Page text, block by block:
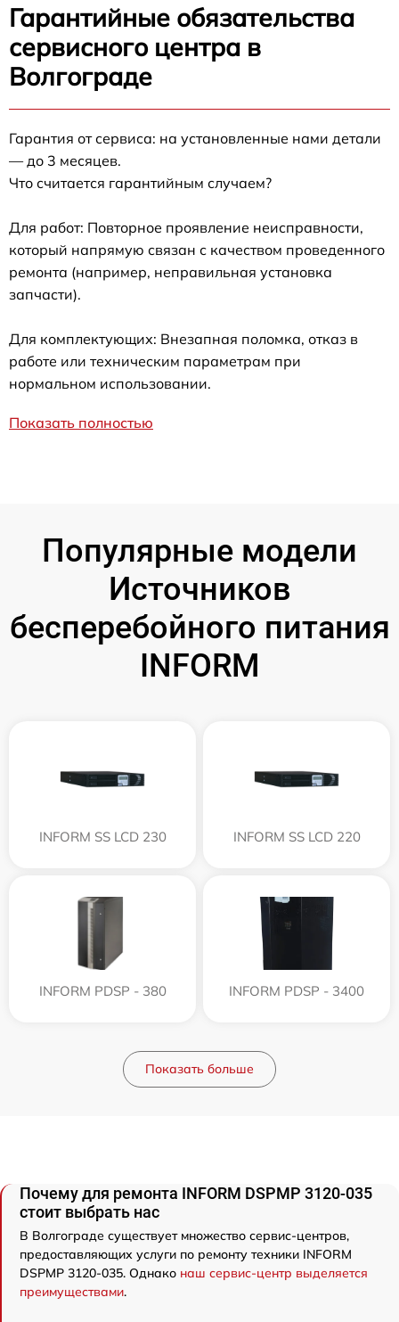
Гарантийные обязательства
сервисного центра в
Волгограде
Гарантия от сервиса: на установленные нами детали
— до 3 месяцев.
Что считается гарантийным случаем?
Для работ: Повторное проявление неисправности,
который напрямую связан с качеством проведенного
ремонта (например, неправильная установка
запчасти).
Для комплектующих: Внезапная поломка, отказ в
работе или техническим параметрам при
нормальном использовании.
Показать полностью
Популярные модели
Источников
бесперебойного питания
INFORM
INFORM SS LCD 230 INFORM SS LCD 220
INFORM PDSP - 380 INFORM PDSP - 3400
Показать больше
Почему для ремонта INFORM DSPMP 3120-035
стоит выбрать нас
В Волгограде существует множество сервис-центров,
предоставляющих услуги по ремонту техники INFORM
DSPMP 3120-035. Однако наш сервис-центр выделяется
преимуществами.